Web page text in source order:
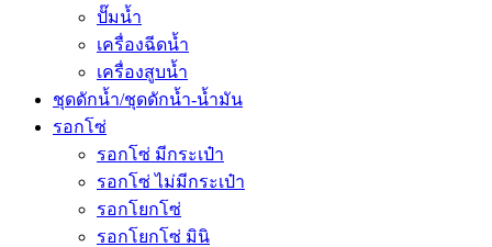
ปั๊มน้ำ
เครื่องฉีดน้ำ
เครื่องสูบน้ำ
ชุดดักน้ำ/ชุดดักน้ำ-น้ำมัน
รอกโซ่
รอกโซ่ มีกระเป๋า
รอกโซ่ ไม่มีกระเป๋า
รอกโยกโซ่
รอกโยกโซ่ มินิ